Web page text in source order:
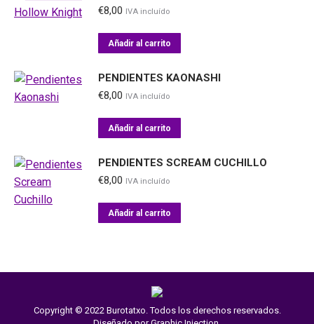
€8,00 IVA incluído
Añadir al carrito
PENDIENTES KAONASHI
€8,00 IVA incluído
Añadir al carrito
PENDIENTES SCREAM CUCHILLO
€8,00 IVA incluído
Añadir al carrito
Copyright © 2022 Burotatxo. Todos los derechos reservados.